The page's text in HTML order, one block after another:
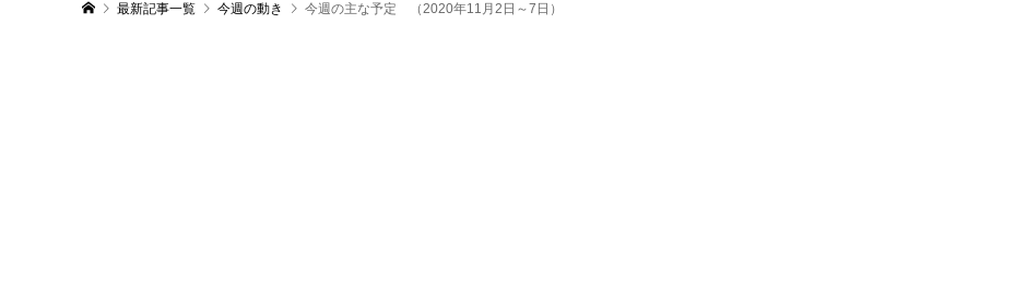
最新記事一覧 今週の動き 今週の主な予定 （2020年11月2日～7日）